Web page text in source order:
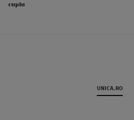
cuplu
UNICA.RO